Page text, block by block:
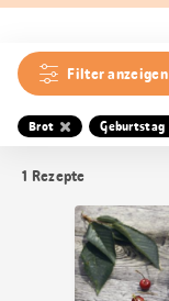
Filter anzeigen
Brot Geburtstag
1 Rezepte